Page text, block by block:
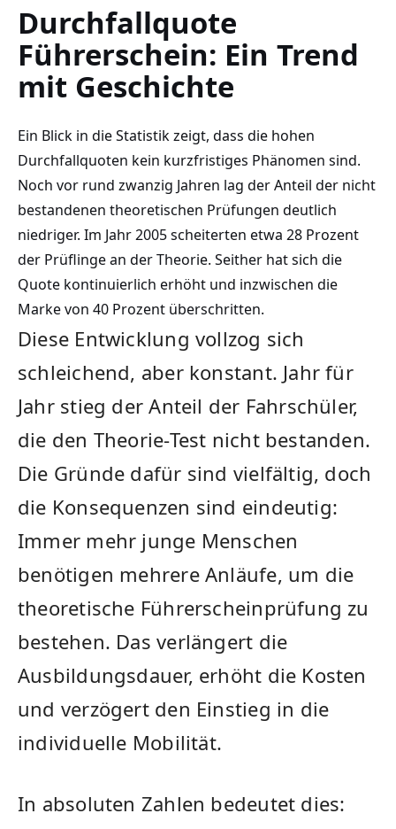
Durchfallquote
Führerschein: Ein Trend
mit Geschichte
Ein Blick in die Statistik zeigt, dass die hohen
Durchfallquoten kein kurzfristiges Phänomen sind.
Noch vor rund zwanzig Jahren lag der Anteil der nicht
bestandenen theoretischen Prüfungen deutlich
niedriger. Im Jahr 2005 scheiterten etwa 28 Prozent
der Prüflinge an der Theorie. Seither hat sich die
Quote kontinuierlich erhöht und inzwischen die
Marke von 40 Prozent überschritten.
Diese Entwicklung vollzog sich
schleichend, aber konstant. Jahr für
Jahr stieg der Anteil der Fahrschüler,
die den Theorie-Test nicht bestanden.
Die Gründe dafür sind vielfältig, doch
die Konsequenzen sind eindeutig:
Immer mehr junge Menschen
benötigen mehrere Anläufe, um die
theoretische Führerscheinprüfung zu
bestehen. Das verlängert die
Ausbildungsdauer, erhöht die Kosten
und verzögert den Einstieg in die
individuelle Mobilität.
In absoluten Zahlen bedeutet dies: